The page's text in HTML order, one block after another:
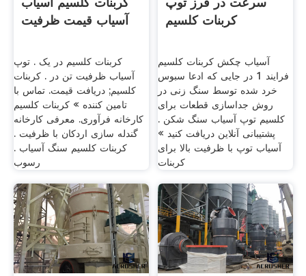
آسیاب قیمت ظرفیت
کربنات کلسیم در یک . توپ
آسیاب ظرفیت تن در . کربنات
کلسیم; دریافت قیمت. تماس با
تامین کننده » کربنات کلسیم
کارخانه فرآوری. معرفی کارخانه
گندله سازی اردکان با ظرفیت .
کربنات کلسیم سنگ آسیاب .
رسوب
کربنات کلسیم
آسیاب چکش کربنات کلسیم
فرایند 1 در جایی که ادعا سبوس
خرد شده توسط سنگ زنی در
روش جداسازی قطعات برای
کلسیم توپ آسیاب سنگ شکن .
پشتیبانی آنلاین دریافت کنید »
آسیاب توپ با ظرفیت بالا برای
کربنات